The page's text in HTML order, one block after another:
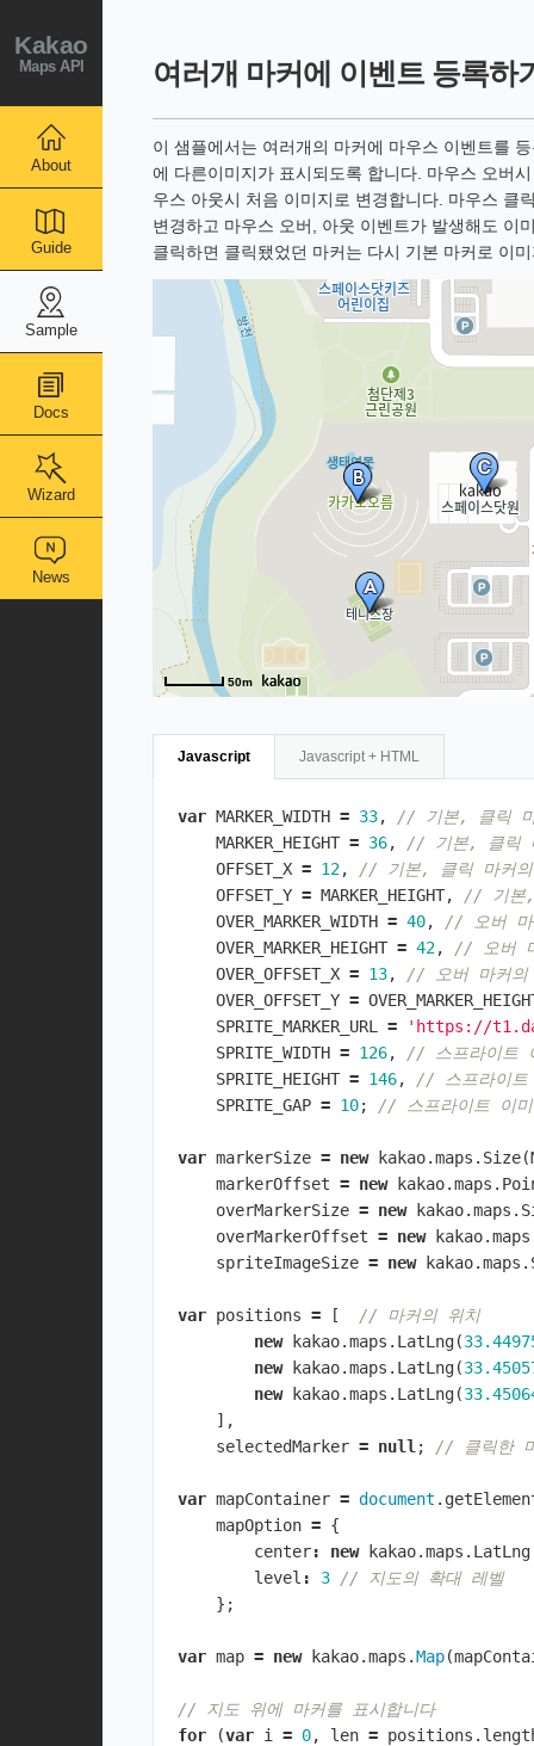
Kakao
Maps API
About
Guide
Sample
Docs
Wizard
News
여러개 마커에 이벤트 등록하
이 샘플에서는 여러개의 마커에 마우스 이벤트를
에 다른이미지가 표시되도록 합니다. 마우스 오버
우스 아웃시 처음 이미지로 변경합니다. 마우스 클
변경하고 마우스 오버, 아웃 이벤트가 발생해도 이
클릭하면 클릭됐었던 마커는 다시 기본 마커로 이
50m
Javascript
var MARKER_WIDTH = 33,
// 기본, 클릭
MARKER_HEIGHT = 36,
// 기본, 클릭
OFFSET_X = 12,
// 기본, 클릭 마커의
OFFSET_Y = MARKER_HEIGHT,
// 기본,
OVER_MARKER_WIDTH = 40,
// 오버 마
OVER_MARKER_HEIGHT = 42,
// 오버
OVER_OFFSET_X = 13,
// 오버 마커의
OVER_OFFSET_Y =
SPRITE_MARKER_URL
=
'https://
SPRITE_WIDTH = 126,
// 스프라이트
SPRITE_HEIGHT = 146,
// 스프라이트
SPRITE_GAP = 10; // 스프라이트 이
var markerSize = new kakao.maps . Size(
markerOffset = new kakao.maps .
overMarkerSize = new kakao.maps .
overMarkerOffset = new kakao.maps
spriteImageSize = new kakao.maps .
var positions = [
// 마커의 위치
new
kakao.maps . LatLng(
new
kakao.maps . LatLng(
new
kakao.maps . LatLng(
],
selectedMarker = null ; // 클릭한
var mapContainer = document .
mapOption = {
center: new kakao.maps . LatLng
level : 3
// 지도의 확대 레벨
};
var map = new kakao.maps .Map(
// 지도 위에 마커를 표시합니다
for
(var i = 0, len = positions .
Javascript + HTML